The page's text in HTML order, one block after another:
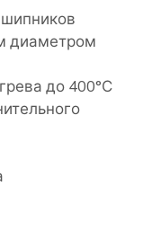
диаметром
до 400°С